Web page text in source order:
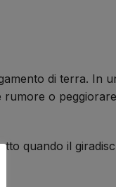
di terra. In
o
quando il